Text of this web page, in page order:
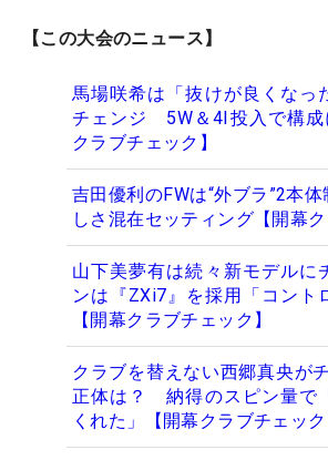
【この大会のニュース】
馬場咲希は「抜けが良くなっ
チェンジ 5W＆4I投入で構成
クラブチェック】
吉田優利のFWは“外ブラ”2本
しさ混在セッティング【開幕ク
山下美夢有は続々新モデル
ンは『ZXi7』を採用「コント
【開幕クラブチェック】
クラブを替えない西郷真央が
正体は？ 納得のスピン量で
くれた」【開幕クラブチェック